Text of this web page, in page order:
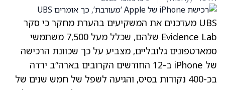
UBS מעדכנים את המשקיעים בהערת מחקר כי סקר
Evidence Lab שלהם, שכלל מעל 7,500 משתמשי
סמארטפונים גלובליים, מצביע על כך שכוונת הרכישה
של iPhone ב-12 החודשים הקרובים בארה”ב ירדה
בכ-400 נקודות בסיס, והגיעה לשפל של חמש שנים של